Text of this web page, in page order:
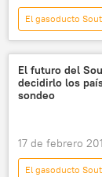
El gasoducto
Multimedia
Austria
El futuro del
decidirlo los
sondeo
17 de febrero
El gasoducto